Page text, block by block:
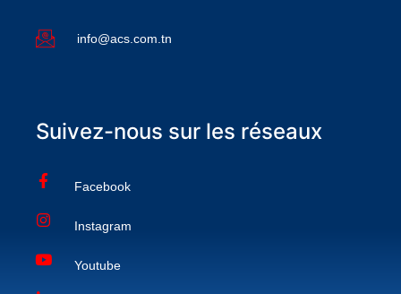
info@acs.com.tn
Suivez-nous sur les réseaux
Facebook
Instagram
Youtube